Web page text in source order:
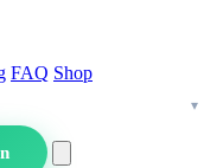
FAQ Shop